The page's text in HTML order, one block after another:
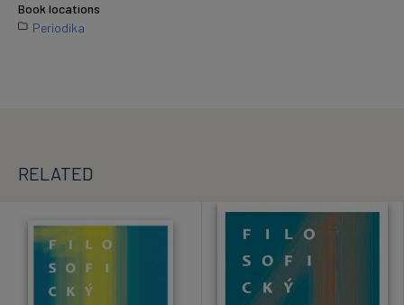
Book locations
Periodika
RELATED